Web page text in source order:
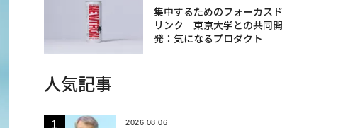
集中するためのフォーカスド
リンク 東京大学との共同開
発：気になるプロダクト
人気記事
2026.08.06